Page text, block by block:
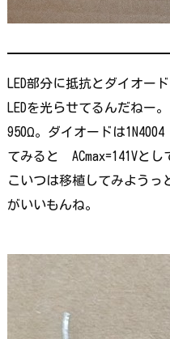
LED部分に抵抗とダイオー
LEDを光らせてるんだねー
950Ω。ダイオードは
てみると ACmax=141Vとし
こいつは移植してみようっ
がいいもんね。